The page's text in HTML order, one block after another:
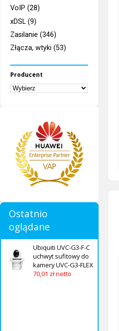
VoIP (28)
xDSL (9)
Zasilanie (346)
Złącza, wtyki (53)
Producent
Ostatnio
oglądane
Ubiquiti UVC-G3-F-C
uchwyt sufitowy do
kamery UVC-G3-FLEX
70,01 zł netto